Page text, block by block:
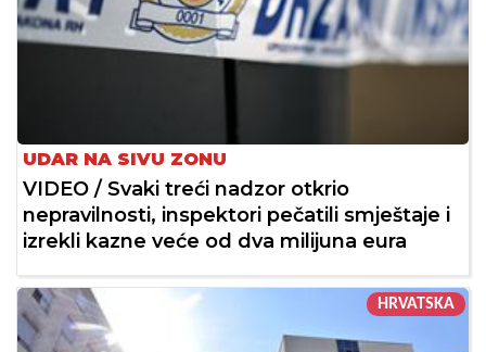
UDAR NA SIVU ZONU
VIDEO / Svaki treći nadzor otkrio
nepravilnosti, inspektori pečatili smještaje i
izrekli kazne veće od dva milijuna eura
HRVATSKA